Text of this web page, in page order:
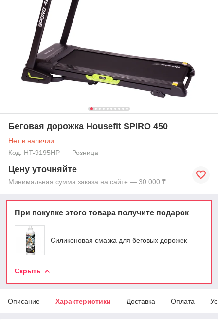
Беговая дорожка Housefit SPIRO 450
Нет в наличии
Код: HT-9195HP
Розница
Цену уточняйте
Минимальная сумма заказа на сайте — 30 000 ₸
При покупке этого товара получите подарок
Силиконовая смазка для беговых дорожек
Скрыть
Описание Характеристики Доставка Оплата